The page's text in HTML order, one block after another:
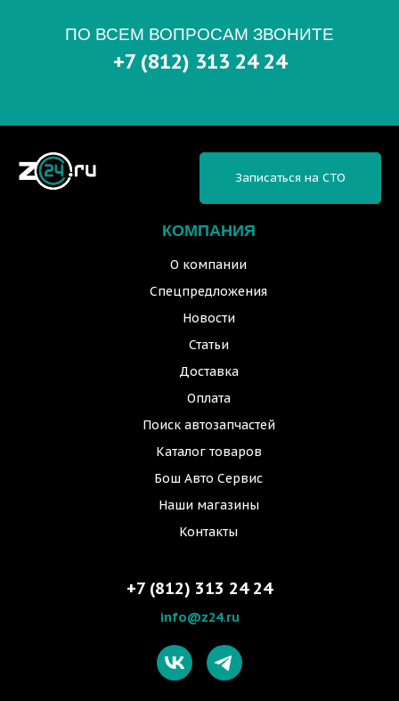
ПО ВСЕМ ВОПРОСАМ ЗВОНИТЕ
+7 (812) 313 24 24
КОМПАНИЯ
О компании
Спецпредложения
Новости
Статьи
Доставка
Оплата
Поиск автозапчастей
Каталог товаров
Бош Авто Сервис
Наши магазины
Контакты
Записаться на СТО
+7 (812) 313 24 24
info@z24.ru